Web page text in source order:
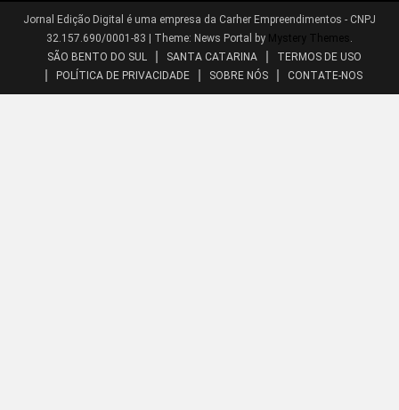
Jornal Edição Digital é uma empresa da Carher Empreendimentos - CNPJ
32.157.690/0001-83 | Theme: News Portal by Mystery Themes
SÃO BENTO DO SUL
SANTA CATARINA
TERMOS DE USO
POLÍTICA DE PRIVACIDADE
SOBRE NÓS CONTATE-NOS